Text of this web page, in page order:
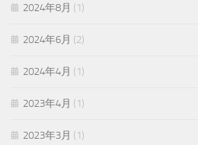
2024年8月 (1)
2024年6月 (2)
2024年4月 (1)
2023年4月 (1)
2023年3月 (1)